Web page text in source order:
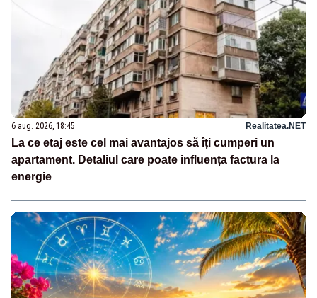
6 aug. 2026, 18:45 Realitatea.NET
La ce etaj este cel mai avantajos să îți cumperi un
apartament. Detaliul care poate influența factura la
energie